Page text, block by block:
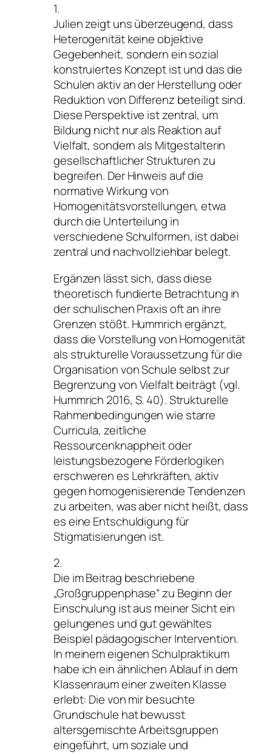
1.
Julien zeigt uns überzeugend, dass
Heterogenität keine objektive
Gegebenheit, sondern ein sozial
konstruiertes Konzept ist und das die
Schulen aktiv an der Herstellung oder
Reduktion von Differenz beteiligt sind.
Diese Perspektive ist zentral, um
Bildung nicht nur als Reaktion auf
Vielfalt, sondern als Mitgestalterin
gesellschaftlicher Strukturen zu
begreifen. Der Hinweis auf die
normative Wirkung von
Homogenitätsvorstellungen, etwa
durch die Unterteilung in
verschiedene Schulformen, ist dabei
zentral und nachvollziehbar belegt.
Ergänzen lässt sich, dass diese
theoretisch fundierte Betrachtung in
der schulischen Praxis oft an ihre
Grenzen stößt. Hummrich ergänzt,
dass die Vorstellung von Homogenität
als strukturelle Voraussetzung für die
Organisation von Schule selbst zur
Begrenzung von Vielfalt beiträgt (vgl.
Hummrich 2016, S. 40). Strukturelle
Rahmenbedingungen wie starre
Curricula, zeitliche
Ressourcenknappheit oder
leistungsbezogene Förderlogiken
erschweren es Lehrkräften, aktiv
gegen homogenisierende Tendenzen
zu arbeiten, was aber nicht heißt, dass
es eine Entschuldigung für
Stigmatisierungen ist.
2.
Die im Beitrag beschriebene
„Großgruppenphase“ zu Beginn der
Einschulung ist aus meiner Sicht ein
gelungenes und gut gewähltes
Beispiel pädagogischer Intervention.
In meinem eigenen Schulpraktikum
habe ich ein ähnlichen Ablauf in dem
Klassenraum einer zweiten Klasse
erlebt: Die von mir besuchte
Grundschule hat bewusst
altersgemischte Arbeitsgruppen
eingeführt, um soziale und